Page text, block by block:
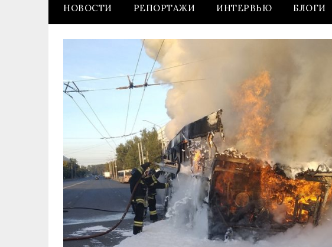
НОВОСТИ РЕПОРТАЖИ ИНТЕРВЬЮ БЛОГИ